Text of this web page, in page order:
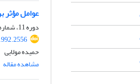
عوامل مؤثر
دوره 11، شماره 3، پاییز 1397، صفحه
حمیده مولایی
مشاهده مقاله